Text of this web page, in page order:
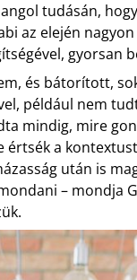
tudásán,
az elején
gyorsan
és bátorított,
például nem
mindig, mire
értsék a
után is
– mondja